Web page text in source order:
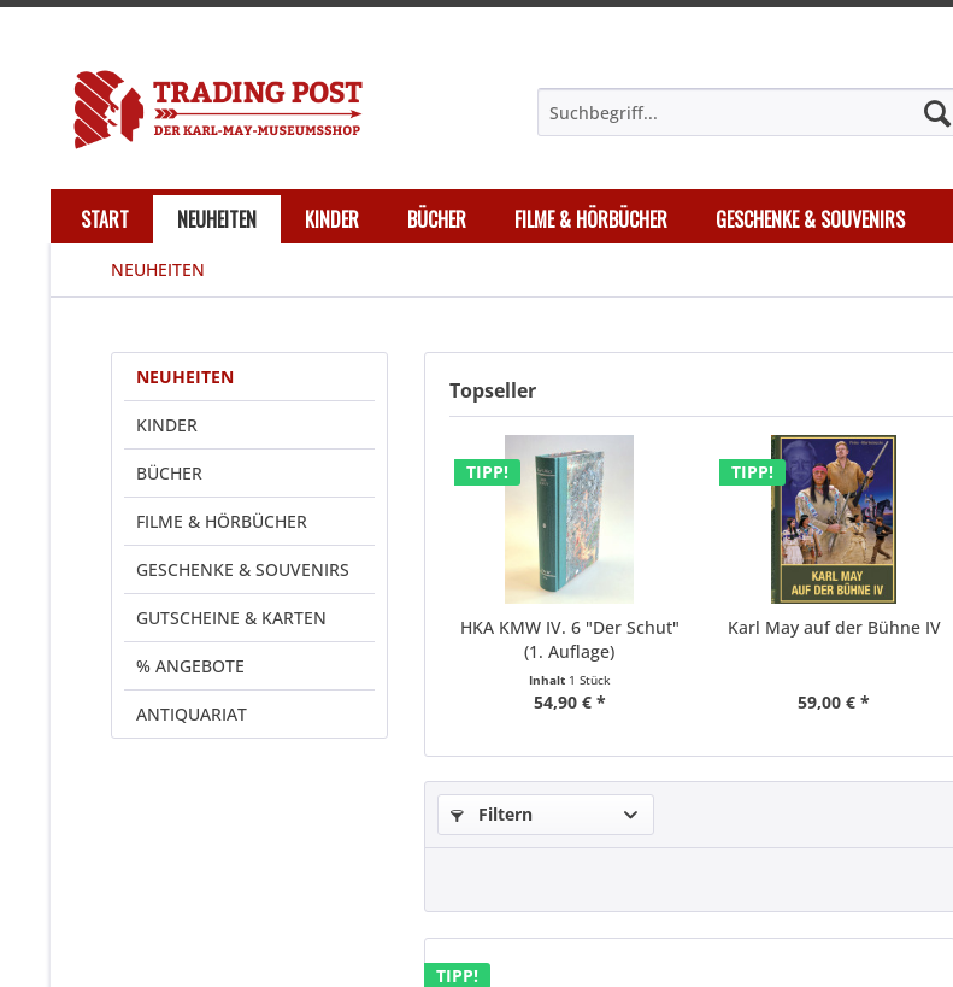
START NEUHEITEN KINDER BÜCHER FILME & HÖRBÜCHER GESCHENKE & SOUVENIRS
NEUHEITEN
NEUHEITEN
KINDER
BÜCHER
FILME & HÖRBÜCHER
GESCHENKE & SOUVENIRS
GUTSCHEINE & KARTEN
% ANGEBOTE
ANTIQUARIAT
Topseller
TIPP!
HKA KMW IV. 6 "Der Schut"
(1. Auflage)
Inhalt 1 Stück
54,90 € *
TIPP!
Karl May auf der Bühne IV
59,00 € *
Filtern
TIPP!